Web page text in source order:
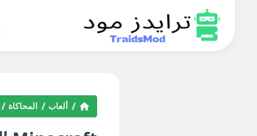
ألعاب المحاكاة